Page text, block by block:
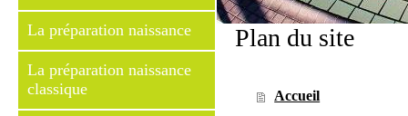
La préparation naissance
La préparation naissance
classique
Plan du site
Accueil